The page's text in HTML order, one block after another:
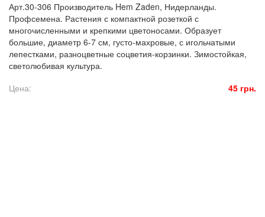
Арт.30-306 Производитель Hem Zaden, Нидерланды.
Профсемена. Растения с компактной розеткой с
многочисленными и крепкими цветоносами. Образует
большие, диаметр 6-7 см, густо-махровые, с игольчатыми
лепестками, разноцветные соцветия-корзинки. Зимостойкая,
светолюбивая культура.
Цена:
45 грн.